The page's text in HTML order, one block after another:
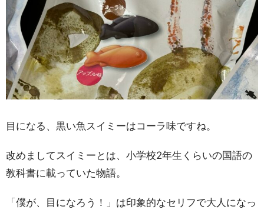
目になる、黒い魚スイミーはコーラ味ですね。
改めましてスイミーとは、小学校2年生くらいの国語の
教科書に載っていた物語。
「僕が、目になろう！」は印象的なセリフで大人になっ